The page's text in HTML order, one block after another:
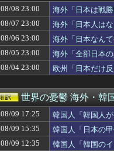
韓国人「レビューサイトの評
「I’ll be back が言えないので I
【海外の反応】まさかの形で
韓国人「一般的な日本人が考
韓国人「日本夏の甲子園で意
#韓国質問サイト 『なんで核
「あの子はまだ若いから当て
故チェ・ジンシルの娘チェ・
【衝撃】韓国人「日本のこの駅
お盆に熊本の被災地に向かう
海外「連覇確定」アーセナル
韓国人「韓国人が日本旅行で
北朝鮮がウクライナ戦争で大
08/08 23:00
海外「日本は戦
08/07 23:00
海外「日本人は
08/06 23:00
海外「日本なん
08/05 23:00
海外「全部日本
08/04 23:00
欧州「日本だけ
世界の憂鬱 海外・韓
08/09 17:25
韓国人「韓国人
08/09 15:35
韓国人「日本の
08/09 12:35
韓国人「韓国の